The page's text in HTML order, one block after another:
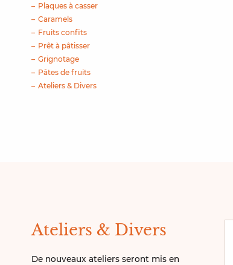
Plaques à casser
Caramels
Fruits confits
Prêt à pâtisser
Grignotage
Pâtes de fruits
Ateliers & Divers
Ateliers & Divers
De nouveaux ateliers seront mis en